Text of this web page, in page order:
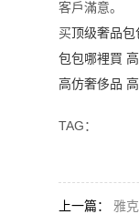
客戶滿意。
买顶级奢品包
包包哪裡買
高仿奢侈品
TAG：
上一篇： 雅